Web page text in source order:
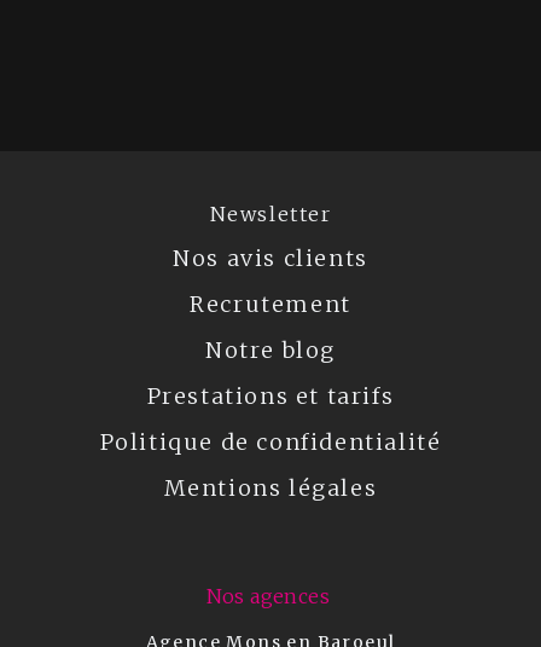
Newsletter
Nos avis clients
Recrutement
Notre blog
Prestations et tarifs
Politique de confidentialité
Mentions légales
Nos agences
Agence Mons en Baroeul